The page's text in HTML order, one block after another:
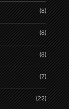
(8)
(8)
(8)
(7)
(22)